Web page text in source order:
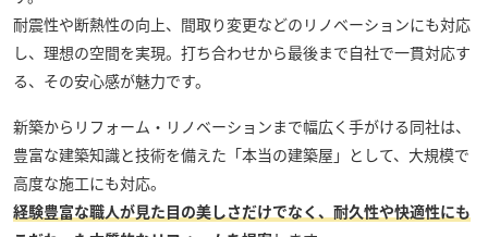
耐震性や断熱性の向上、間取り変更などのリノベーションにも対応
し、理想の空間を実現。打ち合わせから最後まで自社で一貫対応す
る、その安心感が魅力です。
新築からリフォーム・リノベーションまで幅広く手がける同社は、
豊富な建築知識と技術を備えた「本当の建築屋」として、大規模で
高度な施工にも対応。
経験豊富な職人が見た目の美しさだけでなく、耐久性や快適性にも